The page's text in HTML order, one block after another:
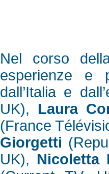
Nel corso
esperienze e
dall’Italia e
UK), Laura
(France
Giorgetti
UK), Nicoletta